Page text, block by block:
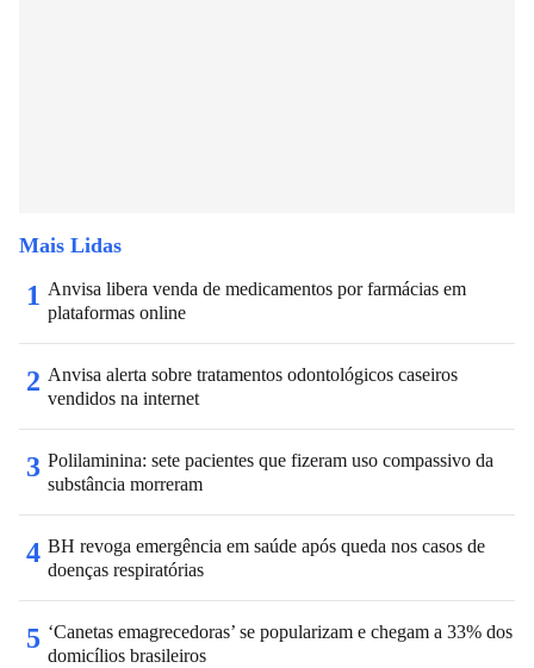
Mais Lidas
1 Anvisa libera venda de medicamentos por farmácias em
plataformas online
2 Anvisa alerta sobre tratamentos odontológicos caseiros
vendidos na internet
3 Polilaminina: sete pacientes que fizeram uso compassivo da
substância morreram
4 BH revoga emergência em saúde após queda nos casos de
doenças respiratórias
5 ‘Canetas emagrecedoras’ se popularizam e chegam a 33% dos
domicílios brasileiros